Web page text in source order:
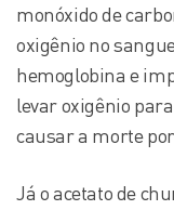
monóxido de
oxigênio no
hemoglobina e
levar oxigênio
causar a morte
Já o acetato de